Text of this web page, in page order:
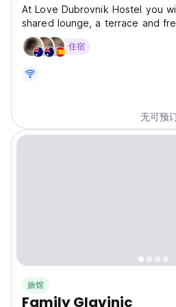
At Love Dubrovnik Hostel you
shared lounge, a terrace and
6 minutes' drive from Banye
from the Old Town. It is 30
住宿
无可预
旅馆
Family Glavinic